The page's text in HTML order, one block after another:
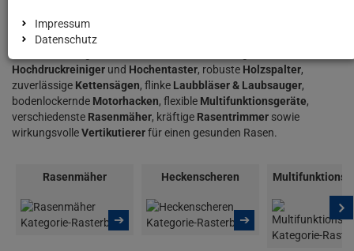
Pflegen Sie Garten und Grundstück effizient: kräftige
Gehölzschneider
Hochdruckreiniger und Hochentaster, robuste Holzspalter,
zuverlässige Kettensägen, flinke Laubbläser & Laubsauger,
bodenlockernde Motorhacken, flexible Multifunktionsgeräte,
verschiedenste Rasenmäher, kräftige Rasentrimmer sowie
wirkungsvolleVertikutiererfür einen gesunden Rasen.
Rasenmäher
➔
Heckenscheren
➔
Impressum
Datenschutz